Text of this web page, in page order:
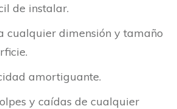
de instalar.
cualquier dimensión y tamaño
amortiguante.
y caídas de cualquier